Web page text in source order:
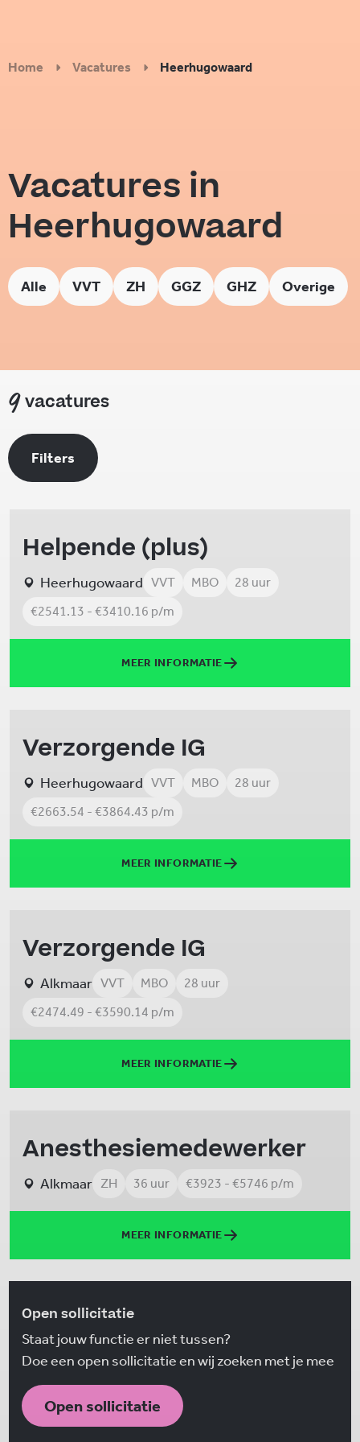
Home Vacatures Heerhugowaard
Vacatures in
Heerhugowaard
Alle VVT ZH GGZ GHZ Overige
9vacatures
Filters
Helpende (plus)
Heerhugowaard VVT MBO
28 uur
€2541.13 - €3410.16 p/m
MEER INFORMATIE
Verzorgende IG
Heerhugowaard VVT MBO
28 uur
€2663.54 - €3864.43 p/m
MEER INFORMATIE
Verzorgende IG
Alkmaar VVT MBO
28 uur
€2474.49 - €3590.14 p/m
MEER INFORMATIE
Anesthesiemedewerker
Alkmaar ZH 36 uur €3923 - €5746 p/m
MEER INFORMATIE
Open sollicitatie
Staat jouw functie er niet tussen?
Doe een open sollicitatie en wij zoeken met je mee
Open sollicitatie